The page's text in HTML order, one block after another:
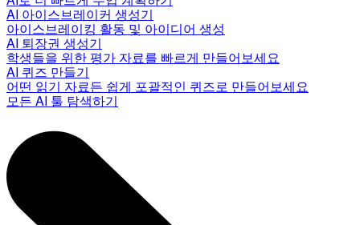
AI 아이스브레이커 생성기
아이스브레이킹 활동 및 아이디어 생성
AI 퇴장권 생성기
학생들을 위한 평가 자료를 빠르게 만들어보세요
AI 퀴즈 만들기
어떤 읽기 자료든 쉽게 포괄적인 퀴즈로 만들어보세요
모든 AI 툴 탐색하기